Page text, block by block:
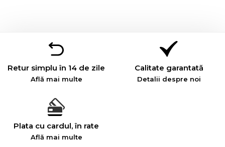
Retur simplu în 14 de zile
Află mai multe
Calitate garantată
Detalii despre noi
Plata cu cardul, în rate
Află mai multe